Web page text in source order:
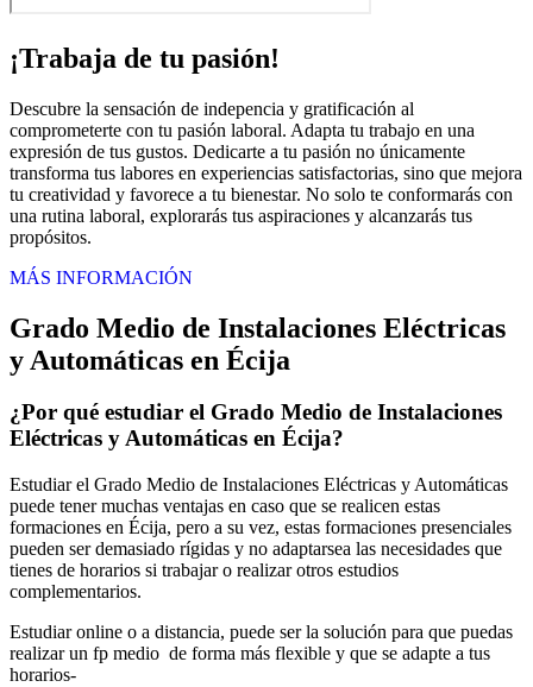
¡Trabaja de tu pasión!
Descubre la sensación de indepencia y gratificación al
comprometerte con tu pasión laboral. Adapta tu trabajo en una
expresión de tus gustos. Dedicarte a tu pasión no únicamente
transforma tus labores en experiencias satisfactorias, sino que mejora
tu creatividad y favorece a tu bienestar. No solo te conformarás con
una rutina laboral, explorarás tus aspiraciones y alcanzarás tus
propósitos.
MÁS INFORMACIÓN
Grado Medio de Instalaciones Eléctricas
y Automáticas en Écija
¿Por qué estudiar el Grado Medio de Instalaciones
Eléctricas y Automáticas en Écija?
Estudiar el Grado Medio de Instalaciones Eléctricas y Automáticas
puede tener muchas ventajas en caso que se realicen estas
formaciones en Écija, pero a su vez, estas formaciones presenciales
pueden ser demasiado rígidas y no adaptarsea las necesidades que
tienes de horarios si trabajar o realizar otros estudios
complementarios.
Estudiar online o a distancia, puede ser la solución para que puedas
realizar un fp medio de forma más flexible y que se adapte a tus
horarios-